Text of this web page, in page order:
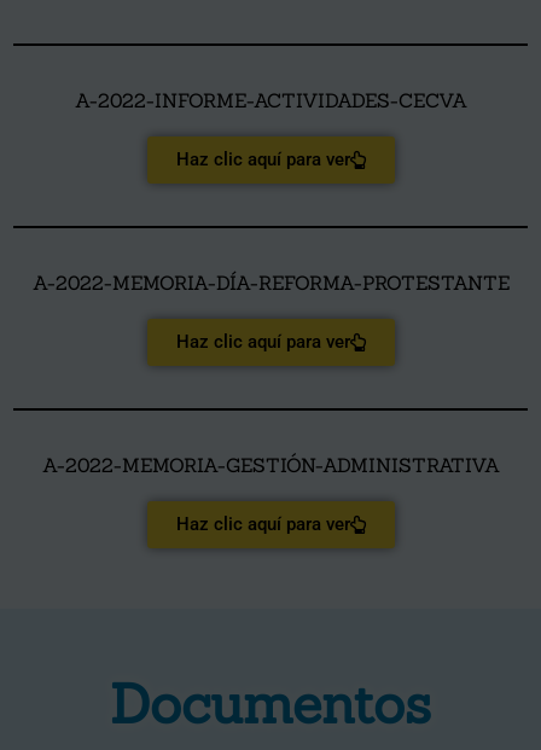
A-2022-INFORME-ACTIVIDADES-CECVA
Haz clic aquí para ver
A-2022-MEMORIA-DÍA-REFORMA-PROTESTANTE
Haz clic aquí para ver
A-2022-MEMORIA-GESTIÓN-ADMINISTRATIVA
Haz clic aquí para ver
Documentos